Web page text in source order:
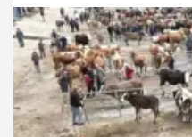
430 bin liradan alıcı bulan
pazarda sadece birkaç
bu yılki genel piyasadan
getirdi.
26.05.2026 Gündem